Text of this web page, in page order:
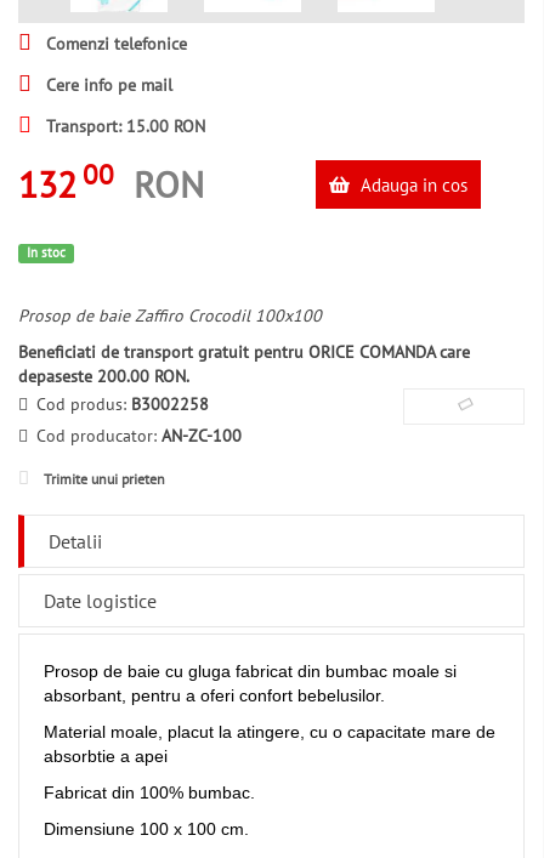
Comenzi telefonice
Cere info pe mail
Transport: 15.00 RON
132 00 RON Adauga in cos
In stoc
Prosop de baie Zaffiro Crocodil 100x100
Beneficiati de transport gratuit pentru ORICE COMANDA care
depaseste 200.00 RON.
Cod produs: B3002258
Cod producator: AN-ZC-100
Trimite unui prieten
Detalii
Date logistice
Prosop de baie cu gluga fabricat din bumbac moale si
absorbant, pentru a oferi confort bebelusilor.
Material moale, placut la atingere, cu o capacitate mare de
absorbtie a apei
Fabricat din 100% bumbac.
Dimensiune 100 x 100 cm.